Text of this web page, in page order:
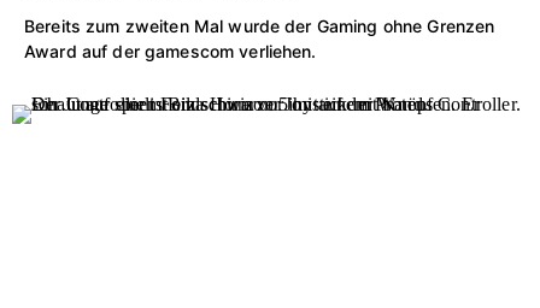
Bereits zum zweiten Mal wurde der Gaming ohne Grenzen
Award auf der gamescom verliehen.